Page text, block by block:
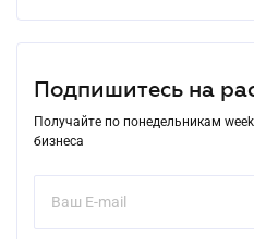
Подпишитесь на
Получайте по понедельникам
бизнеса